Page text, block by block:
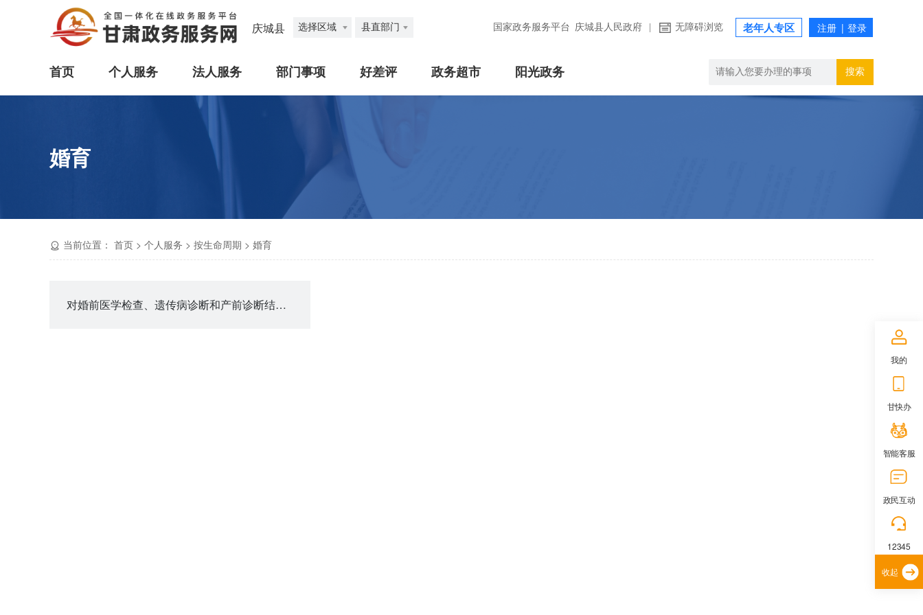
庆城县 选择区域 县直部门 国家政务服务平台 庆城县人民政府 无障碍浏览 老年人专区
首页 个人服务 法人服务 部门事项 好差评 政务超市 阳光政务 搜索
婚育
当前位置： 首页 > 个人服务 > 按生命周期 > 婚育
对婚前医学检查、遗传病诊断和产前诊断结果有异议的医学技术鉴定
我的
甘快办
智能客服
政民互动
12345
收起